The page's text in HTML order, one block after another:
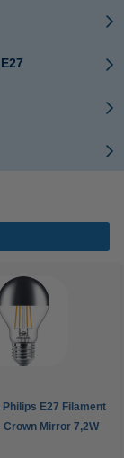
E27 Filament
Crown Mirror 7,2W